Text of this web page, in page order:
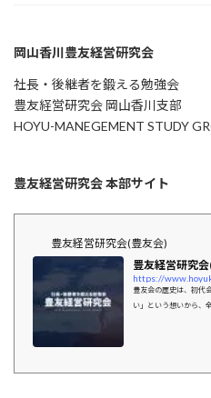
岡山香川豊友経営研究会
社長・後継者を鍛える勉強会
豊友経営研究会 岡山香川支部
HOYU-MANEGEMENT STUDY
豊友経営研究会 本部サイト
豊友経営研究会(豊友会)
豊友経営研究
https://
豊友会の歴史は、初代
い」という想いから、